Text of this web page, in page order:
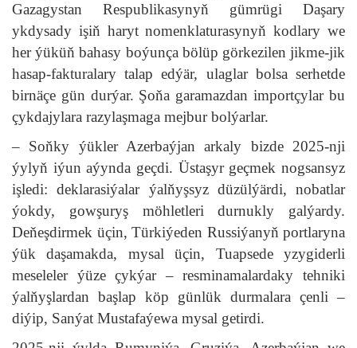
Gazagystan Respublikasynyň gümrügi Daşary
ykdysady işiň haryt nomenklaturasynyň kodlary we
her ýüküň bahasy boýunça bölüp görkezilen jikme-jik
hasap-fakturalary talap edýär, ulaglar bolsa serhetde
birnäçe gün durýar. Şoňa garamazdan importçylar bu
çykdajylara razylaşmaga mejbur bolýarlar.
– Soňky ýükler Azerbaýjan arkaly bizde 2025-nji
ýylyň iýun aýynda geçdi. Üstaşyr geçmek nogsansyz
işledi: deklarasiýalar ýalňyşsyz düzülýärdi, nobatlar
ýokdy, gowşuryş möhletleri durnukly galýardy.
Deňeşdirmek üçin, Türkiýeden Russiýanyň portlaryna
ýük daşamakda, mysal üçin, Tuapsede yzygiderli
meseleler ýüze çykýar – resminamalardaky tehniki
ýalňyşlardan başlap köp günlük durmalara çenli –
diýip, Sanýat Mustafaýewa mysal getirdi.